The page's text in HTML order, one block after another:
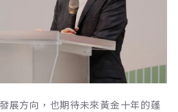
展方向，也期待未來黃金十年的蓬